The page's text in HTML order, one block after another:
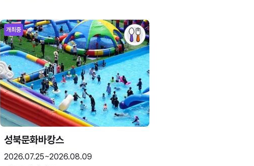
개최중
성북문화바캉스
2026.07.25~2026.08.09